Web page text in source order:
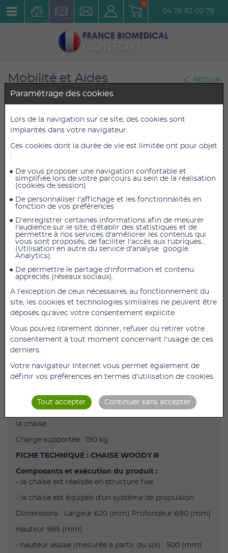
0
04 78 82 02 79
Mobilité et Aides
Techniques au Transfert
RETOUR
Chaise Woody R Aster
releveur
Réf. : 1601161060
391,20 €TTC
326,00 €
391,20 €TTC
AJOUTER AU PANIER
CHAISE RELEVEUR ASTER
Chaise d’accompagnement à la levée, équipée d’un
vérin à gaz caché sous le siège permettant de soulever
l’assise au moment du levé de la personne.
Description
vérin à gaz caché sous le siège permettant de soulever
l’utilisateur, permettant d’éviter d’être projeté.
meilleure prise en main lors de la levée.
la chaise.
Charge supportée : 190 kg
FICHE TECHNIQUE : CHAISE WOODY R
Composants et exécution du produit :
- la chaise est réalisée en structure fixe
- la chaise est équipée d'un système de propulsion
Dimensions : Largeur 620 (mm) Profondeur 690 (mm)
Hauteur 985 (mm)
- hauteur assise (mesurée à partir du sol) : 500 (mm)
Paramétrage des cookies
Lors de la navigation sur ce site, des cookies sont
implantés dans votre navigateur.
Ces cookies dont la durée de vie est limitée ont pour objet
:
De vous proposer une navigation confortable et
simplifiée lors de votre parcours au sein de la réalisation
(cookies de session)
De personnaliser l'affichage et les fonctionnalités en
fonction de vos préférences
D'enregistrer certaines informations afin de mesurer
l'audience sur le site, d'établir des statistiques et de
permettre à nos services d'améliorer les contenus qui
vous sont proposés, de faciliter l'accès aux rubriques...
(Utilisation en autre du service d'analyse google
Analytics).
De permettre le partage d'information et contenu
appréciés (réseaux sociaux).
A l'exception de ceux nécessaires au fonctionnement du
site, les cookies et technologies similaires ne peuvent être
déposés qu'avec votre consentement explicite.
Vous pouvez librement donner, refuser ou retirer votre
consentement à tout moment concernant l'usage de ces
derniers.
Votre navigateur Internet vous permet également de
définir vos préférences en termes d'utilisation de cookies.
Tout accepter Continuer sans accepter